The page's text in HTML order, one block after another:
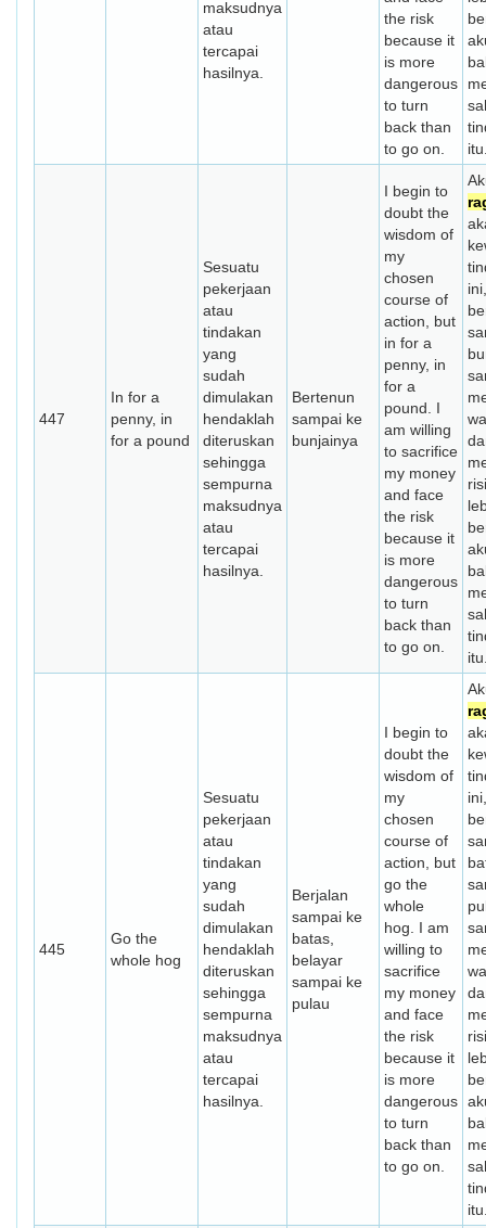
maksudnya
atau
tercapai
hasilnya.
the risk
because it
is more
dangerous
to turn
back than
to go on.
447
In for a
penny, in
for a pound
Sesuatu
pekerjaan
atau
tindakan
yang
sudah
dimulakan
hendaklah
diteruskan
sehingga
sempurna
maksudnya
atau
tercapai
hasilnya.
Bertenun
sampai ke
bunjainya
I begin to
doubt the
wisdom of
my
chosen
course of
action, but
in for a
penny, in
for a
pound. I
am willing
to sacrifice
my money
and face
the risk
because it
is more
dangerous
to turn
back than
to go on.
445
Go the
whole hog
Sesuatu
pekerjaan
atau
tindakan
yang
sudah
dimulakan
hendaklah
diteruskan
sehingga
sempurna
maksudnya
atau
tercapai
hasilnya.
Berjalan
sampai ke
batas,
belayar
sampai ke
pulau
I begin to
doubt the
wisdom of
my
chosen
course of
action, but
go the
whole
hog. I am
willing to
sacrifice
my money
and face
the risk
because it
is more
dangerous
to turn
back than
to go on.